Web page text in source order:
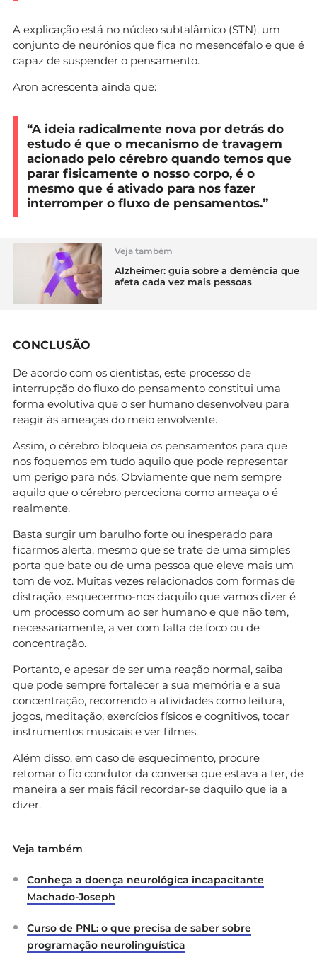
A explicação está no núcleo subtalâmico (STN), um
conjunto de neurónios que fica no mesencéfalo e que é
capaz de suspender o pensamento.
Aron acrescenta ainda que:
“A ideia radicalmente nova por detrás do
estudo é que o mecanismo de travagem
acionado pelo cérebro quando temos que
parar fisicamente o nosso corpo, é o
mesmo que é ativado para nos fazer
interromper o fluxo de pensamentos.”
Veja também
Alzheimer: guia sobre a demência que
afeta cada vez mais pessoas
CONCLUSÃO
De acordo com os cientistas, este processo de
interrupção do fluxo do pensamento constitui uma
forma evolutiva que o ser humano desenvolveu para
reagir às ameaças do meio envolvente.
Assim, o cérebro bloqueia os pensamentos para que
nos foquemos em tudo aquilo que pode representar
um perigo para nós. Obviamente que nem sempre
aquilo que o cérebro perceciona como ameaça o é
realmente.
Basta surgir um barulho forte ou inesperado para
ficarmos alerta, mesmo que se trate de uma simples
porta que bate ou de uma pessoa que eleve mais um
tom de voz. Muitas vezes relacionados com formas de
distração, esquecermo-nos daquilo que vamos dizer é
um processo comum ao ser humano e que não tem,
necessariamente, a ver com falta de foco ou de
concentração.
Portanto, e apesar de ser uma reação normal, saiba
que pode sempre fortalecer a sua memória e a sua
concentração, recorrendo a atividades como leitura,
jogos, meditação, exercícios físicos e cognitivos, tocar
instrumentos musicais e ver filmes.
Além disso, em caso de esquecimento, procure
retomar o fio condutor da conversa que estava a ter, de
maneira a ser mais fácil recordar-se daquilo que ia a
dizer.
Veja também
Conheça a doença neurológica incapacitante
Machado-Joseph
Curso de PNL: o que precisa de saber sobre
programação neurolinguística